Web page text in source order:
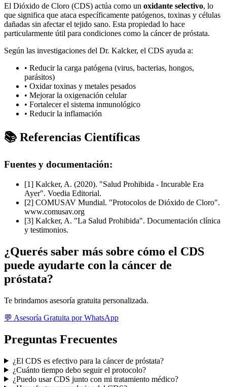
El Dióxido de Cloro (CDS) actúa como un oxidante selectivo, lo
que significa que ataca específicamente patógenos, toxinas y células
dañadas sin afectar el tejido sano. Esta propiedad lo hace
particularmente útil para condiciones como la cáncer de próstata.
Según las investigaciones del Dr. Kalcker, el CDS ayuda a:
• Reducir la carga patógena (virus, bacterias, hongos,
parásitos)
• Oxidar toxinas y metales pesados
• Mejorar la oxigenación celular
• Fortalecer el sistema inmunológico
• Reducir la inflamación
📚 Referencias Científicas
Fuentes y documentación:
[1] Kalcker, A. (2020). "Salud Prohibida - Incurable Era
Ayer". Voedia Editorial.
[2] COMUSAV Mundial. "Protocolos de Dióxido de Cloro".
www.comusav.org
[3] Kalcker, A. "La Salud Prohibida". Documentación clínica
y testimonios.
¿Querés saber más sobre cómo el CDS
puede ayudarte con la cáncer de
próstata?
Te brindamos asesoría gratuita personalizada.
💬 Asesoría Gratuita por WhatsApp
Preguntas Frecuentes
¿El CDS es efectivo para la cáncer de próstata?
¿Cuánto tiempo debo seguir el protocolo?
¿Puedo usar CDS junto con mi tratamiento médico?